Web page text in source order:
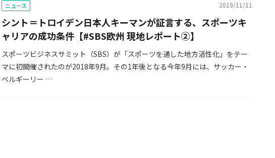
ニュース 2019/11/11
シント＝トロイデン日本人キーマンが証言する、スポーツキ
ャリアの成功条件【#SBS欧州 現地レポート②】
スポーツビジネスサミット（SBS）が「スポーツを通した地方活性化」をテー
マに初開催されたのが2018年9月。その1年後となる今年9月には、サッカー・
ベルギーリー …